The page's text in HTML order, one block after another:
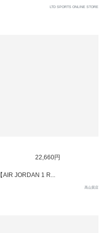
LTD SPORTS ONLINE STORE
22,660円
【AIR JORDAN 1 R...
高山質店